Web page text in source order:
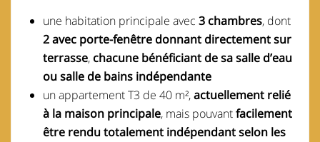
une habitation principale avec 3 chambres, dont
2 avec porte-fenêtre donnant directement sur
terrasse, chacune bénéficiant de sa salle d’eau
ou salle de bains indépendante
un appartement T3 de 40 m²,actuellement relié
à la maison principale, mais pouvantfacilement
être rendu totalement indépendant selon les